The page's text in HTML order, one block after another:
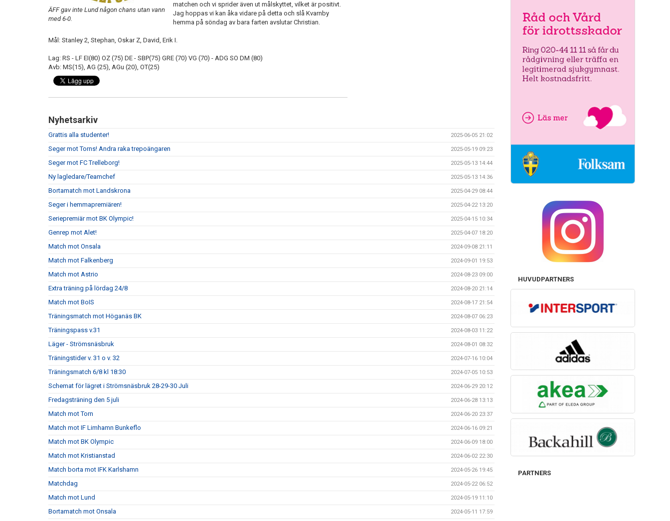
ÄFF gav inte Lund någon chans utan vann
med 6-0.
matchen och vi sprider även ut målskyttet, vilket är positivt.
Jag hoppas vi kan åka vidare på detta och slå Kvarnby
hemma på söndag av bara farten avslutar Christian.
Mål: Stanley 2, Stephan, Oskar Z, David, Erik I.
Lag: RS - LF EI(80) OZ (75) DE - SBP(75) GRE (70) VG (70) - ADG SO DM (80)
Avb: MS(15), AG (25), AGu (20), OT(25)
Nyhetsarkiv
Grattis alla studenter! 2025-06-05 21:02
Seger mot Torns! Andra raka trepoängaren 2025-05-19 09:23
Seger mot FC Trelleborg! 2025-05-13 14:44
Ny lagledare/Teamchef 2025-05-13 14:36
Bortamatch mot Landskrona 2025-04-29 08:44
Seger i hemmapremiären! 2025-04-22 13:20
Seriepremiär mot BK Olympic! 2025-04-15 10:34
Genrep mot Alet! 2025-04-07 18:20
Match mot Onsala 2024-09-08 21:11
Match mot Falkenberg 2024-09-01 19:53
Match mot Astrio 2024-08-23 09:00
Extra träning på lördag 24/8 2024-08-20 21:14
Match mot BoIS 2024-08-17 21:54
Träningsmatch mot Höganäs BK 2024-08-07 06:23
Träningspass v.31 2024-08-03 11:22
Läger - Strömsnäsbruk 2024-08-01 08:32
Träningstider v. 31 o v. 32 2024-07-16 10:04
Träningsmatch 6/8 kl 18:30 2024-07-05 10:53
Schemat för lägret i Strömsnäsbruk 28-29-30 Juli 2024-06-29 20:12
Fredagsträning den 5 juli 2024-06-28 13:13
Match mot Torn 2024-06-20 23:37
Match mot IF Limhamn Bunkeflo 2024-06-16 09:21
Match mot BK Olympic 2024-06-09 18:00
Match mot Kristianstad 2024-06-02 22:30
Match borta mot IFK Karlshamn 2024-05-26 19:45
Matchdag 2024-05-22 06:52
Match mot Lund 2024-05-19 11:10
Bortamatch mot Onsala 2024-05-11 17:59
HUVUDPARTNERS
PARTNERS